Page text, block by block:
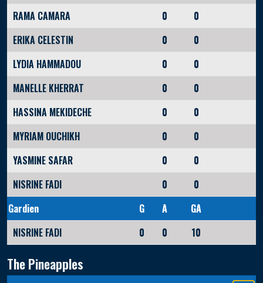
RAMA CAMARA
0
0
ERIKA CELESTIN
0
0
LYDIA HAMMADOU
0
0
MANELLE KHERRAT
0
0
HASSINA MEKIDECHE
0
0
MYRIAM OUCHIKH
0
0
YASMINE SAFAR
0
0
NISRINE FADI
0
0
Gardien
G A
GA
NISRINE FADI
0 0 10
The Pineapples